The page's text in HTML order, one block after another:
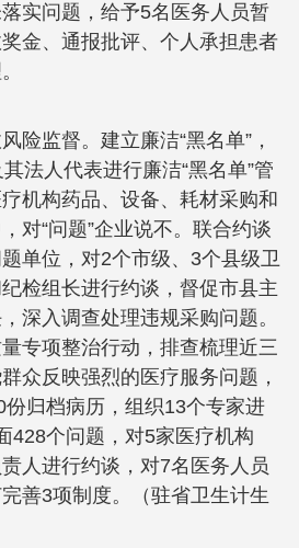
实问题，给予5名医务人员暂
金、通报批评、个人承担患者
险监督。建立廉洁“黑名单”，
法人代表进行廉洁“黑名单”管
机构药品、设备、耗材采购和
对“问题”企业说不。联合约谈
单位，对2个市级、3个县级卫
检组长进行约谈，督促市县主
深入调查处理违规采购问题。
专项整治行动，排查梳理近三
众反映强烈的医疗服务问题，
归档病历，组织13个专家进
428个问题，对5家医疗机构
人进行约谈，对7名医务人员
善3项制度。（驻省卫生计生